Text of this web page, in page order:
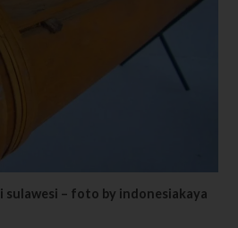
sulawesi – foto by indonesiakaya